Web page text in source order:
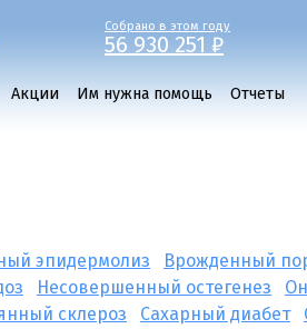
Собрано в этом году
56 930 251 ₽
Акции Им нужна помощь Отчеты
эпидермолиз
Врожденный
Несовершенный остегенез
склероз Сахарный диабет